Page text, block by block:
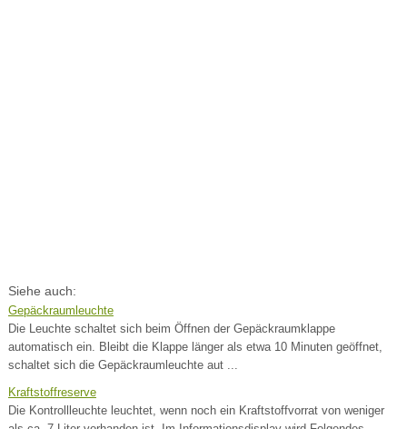
Siehe auch:
Gepäckraumleuchte
Die Leuchte schaltet sich beim Öffnen der Gepäckraumklappe
automatisch ein. Bleibt die Klappe länger als etwa 10 Minuten geöffnet,
schaltet sich die Gepäckraumleuchte aut ...
Kraftstoffreserve
Die Kontrollleuchte leuchtet, wenn noch ein Kraftstoffvorrat von weniger